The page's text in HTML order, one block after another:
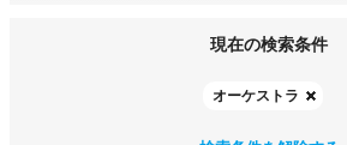
現在の検索条件
オーケストラ